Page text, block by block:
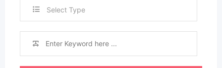
Select Type